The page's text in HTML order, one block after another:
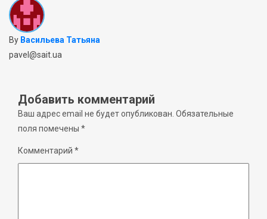
By Васильева Татьяна
pavel@sait.ua
Добавить комментарий
Ваш адрес email не будет опубликован. Обязательные
поля помечены *
Комментарий *